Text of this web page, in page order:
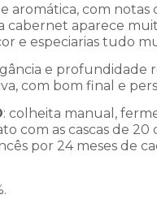
aromática, com
cabernet aparece
e especiarias tudo
e profundidade
com bom final e
: colheita manual,
com as cascas de
por 24 meses de